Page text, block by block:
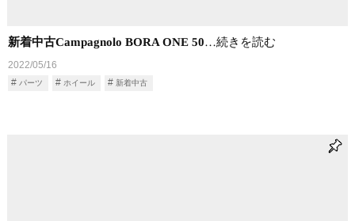
新着中古Campagnolo BORA ONE 50…続きを読む
2022/05/16
パーツ ホイール 新着中古